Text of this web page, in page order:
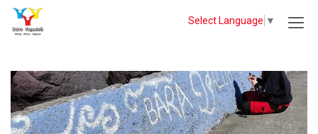
Select Language ▼